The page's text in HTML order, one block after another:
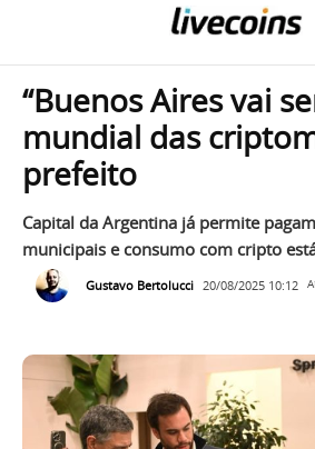
“Buenos Aires vai
mundial das
prefeito
Capital da Argentina já permite
municipais e consumo com cripto
Gustavo Bertolucci 20/08/2025 10:12